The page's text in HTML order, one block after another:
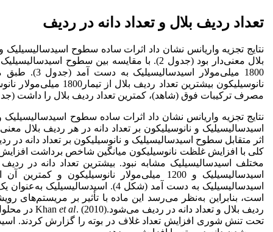
تعداد ردیف بلال و تعداد دانه در ردیف
نتایج تجزیه واریانس نشان داد اثرات ساده سطوح اسیدسالیسیلیک
بلال معنی‌دار بود (جدول 2). با مقایسه بین سطوح
1800 میلی‌مولار
نانوسیلیکون بیشترین تعداد
مصرف ترکیبات فوق (شاهد)، کمترین تعداد ردیف بلال را داشت
نتایج تجزیه واریانس نشان داد اثرات ساده سطوح
کلی با افزایش غلظت نانوسیلیکون میانگین شاخص برداشت
اسیدسالیسیلیک و 1200 میلی‌مولار
اسیدسالیسیلیک به دست آمد (شکل 4).
است، بنابراین به‌نظر می‌رسد این ماده با تأثیر بر مریستم‌های
ردیف بلال و تعداد دانه در ردیف می‌شود.Khan
et al
. (2010)
تحت تنش شوری افزایش تعداد غلاف در بوته را گزارش کردند.